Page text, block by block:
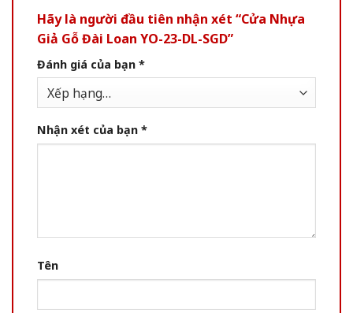
Hãy là người đầu tiên nhận xét “Cửa Nhựa
Giả Gỗ Đài Loan YO-23-DL-SGD”
Đánh giá của bạn *
Nhận xét của bạn *
Tên